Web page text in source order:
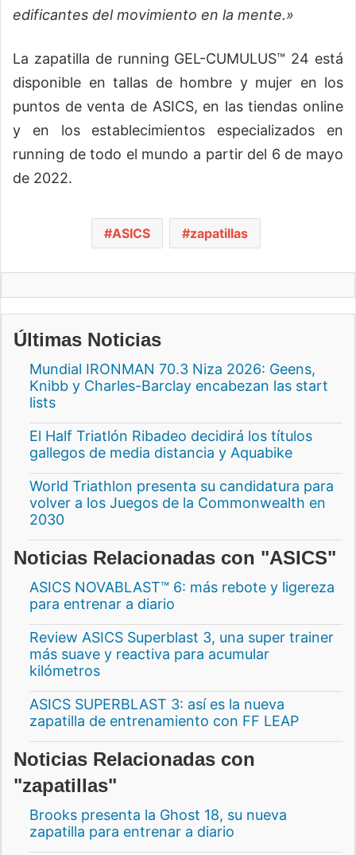
edificantes del movimiento en la mente.»
La zapatilla de running GEL-CUMULUS™ 24 está
disponible en tallas de hombre y mujer en los
puntos de venta de ASICS, en las tiendas online
y en los establecimientos especializados en
running de todo el mundo a partir del 6 de mayo
de 2022.
ASICS zapatillas
Últimas Noticias
Mundial IRONMAN 70.3 Niza 2026: Geens,
Knibb y Charles-Barclay encabezan las start
lists
El Half Triatlón Ribadeo decidirá los títulos
gallegos de media distancia y Aquabike
World Triathlon presenta su candidatura para
volver a los Juegos de la Commonwealth en
2030
Noticias Relacionadas con "ASICS"
ASICS NOVABLAST™ 6: más rebote y ligereza
para entrenar a diario
Review ASICS Superblast 3, una super trainer
más suave y reactiva para acumular
kilómetros
ASICS SUPERBLAST 3: así es la nueva
zapatilla de entrenamiento con FF LEAP
Noticias Relacionadas con
"zapatillas"
Brooks presenta la Ghost 18, su nueva
zapatilla para entrenar a diario